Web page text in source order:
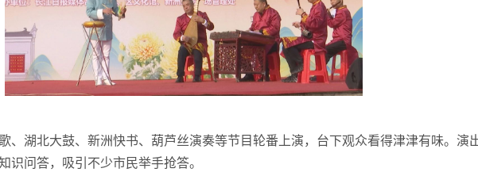
湖北大鼓、新洲快书、葫芦丝演奏等节目轮番上演，台下观众看得津津有味。演
识问答，吸引不少市民举手抢答。